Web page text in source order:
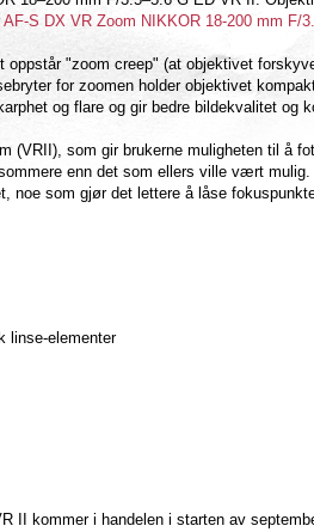
AF-S DX VR Zoom NIKKOR 18-200 mm F/
oppstår "zoom creep" (at objektivet
for zoomen holder objektivet
og flare og gir bedre bildekvalitet og
(VRII), som gir brukerne muligheten til å
enn det som ellers ville vært mulig.
noe som gjør det lettere å låse
linse-elementer
II kommer i handelen i starten av